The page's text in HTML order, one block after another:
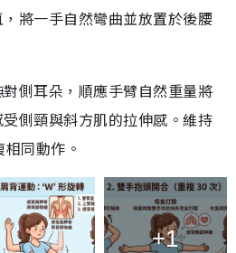
將一手自然彎曲並放置於後腰
側耳朵，順應手臂自然重量將
側頸與斜方肌的拉伸感。維持
同動作。
+1